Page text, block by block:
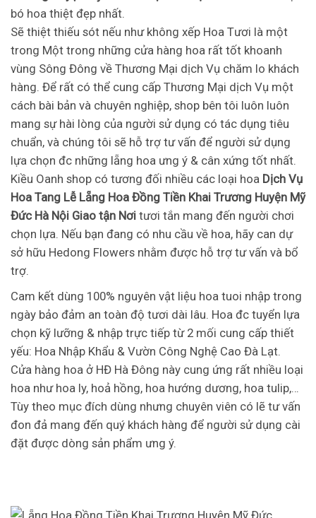
bó hoa thiệt đẹp nhất.
Sẽ thiệt thiếu sót nếu như không xếp Hoa Tươi là một
trong Một trong những cửa hàng hoa rất tốt khoanh
vùng Sông Đông về Thương Mại dịch Vụ chăm lo khách
hàng. Để rất có thể cung cấp Thương Mại dịch Vụ một
cách bài bản và chuyên nghiệp, shop bên tôi luôn luôn
mang sự hài lòng của người sử dụng có tác dụng tiêu
chuẩn, và chúng tôi sẽ hỗ trợ tư vấn để người sử dụng
lựa chọn đc những lẵng hoa ưng ý & cân xứng tốt nhất.
Kiều Oanh shop có tương đối nhiều các loại hoa Dịch Vụ
Hoa Tang Lễ Lẵng Hoa Đồng Tiền Khai Trương Huyện Mỹ
Đức Hà Nội Giao tận Nơi tươi tắn mang đến người chơi
chọn lựa. Nếu bạn đang có nhu cầu về hoa, hãy can dự
sở hữu Hedong Flowers nhằm được hỗ trợ tư vấn và bổ
trợ.
Cam kết dùng 100% nguyên vật liệu hoa tuoi nhập trong
ngày bảo đảm an toàn độ tươi dài lâu. Hoa đc tuyển lựa
chọn kỹ lưỡng & nhập trực tiếp từ 2 mối cung cấp thiết
yếu: Hoa Nhập Khẩu & Vườn Công Nghệ Cao Đà Lạt.
Cửa hàng hoa ở HĐ Hà Đông này cung ứng rất nhiều loại
hoa như hoa ly, hoả hồng, hoa hướng dương, hoa tulip,…
Tùy theo mục đích dùng nhưng chuyên viên có lẽ tư vấn
đon đả mang đến quý khách hàng để người sử dụng cài
đặt được dòng sản phẩm ưng ý.